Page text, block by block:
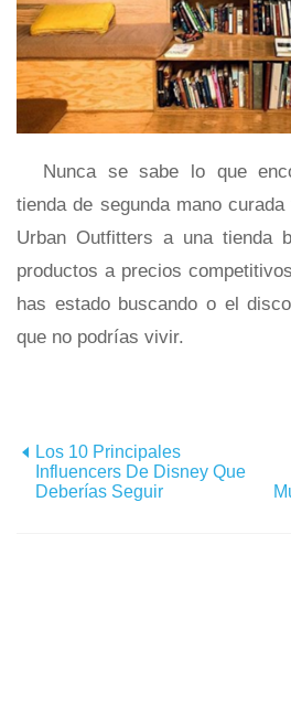
Nunca se sabe lo que
tienda de segunda mano
Urban Outfitters a una tienda
productos a precios
has estado buscando o el
que no podrías vivir.
Los 10 Principales
Influencers De Disney Que
Deberías Seguir